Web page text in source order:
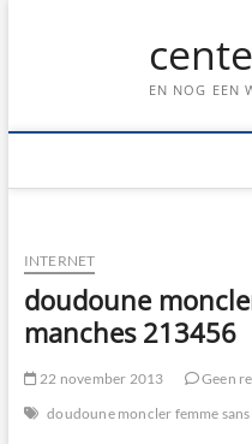
EN NOG EEN
INTERNET
doudoune
manches 213456
22 november 2013
Geen
doudoune moncler femme